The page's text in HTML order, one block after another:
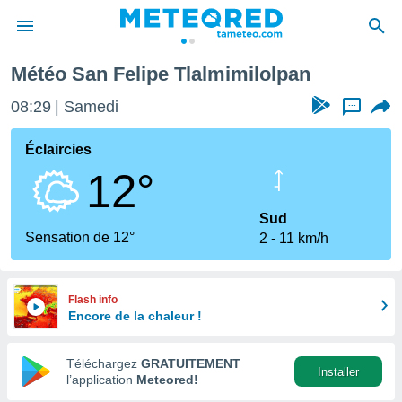
de
en
Météo San Felipe Tlalmimilolpan
08:29 Samedi ...
Éclaircies
12°
Sensation de 12°
Sud
2
11 km/h
Flash info
Encore de la chaleur !
Téléchargez GRATUITEMENT
l’application Meteored!
Installer